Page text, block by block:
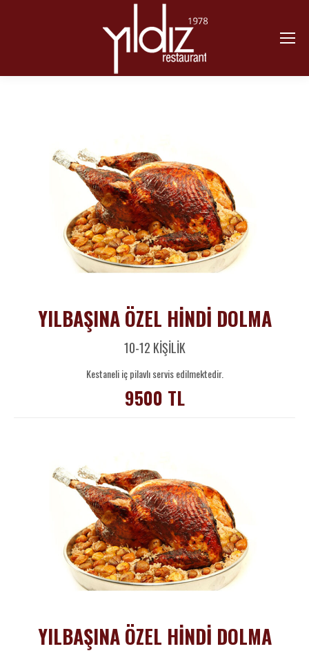
YILBAŞINA ÖZEL HİNDİ DOLMA
10-12 KİŞİLİK
Kestaneli iç pilavlı servis edilmektedir.
9500 TL
YILBAŞINA ÖZEL HİNDİ DOLMA